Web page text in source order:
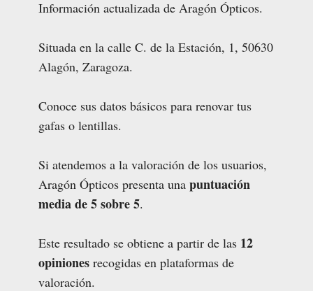
Información actualizada de Aragón Ópticos.
Situada en la calle C. de la Estación, 1, 50630
Alagón, Zaragoza.
Conoce sus datos básicos para renovar tus
gafas o lentillas.
Si atendemos a la valoración de los usuarios,
Aragón Ópticos presenta una puntuación
media de 5 sobre 5.
Este resultado se obtiene a partir de las 12
opiniones recogidas en plataformas de
valoración.